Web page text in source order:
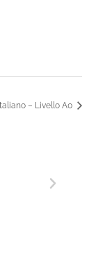
– Livello A0